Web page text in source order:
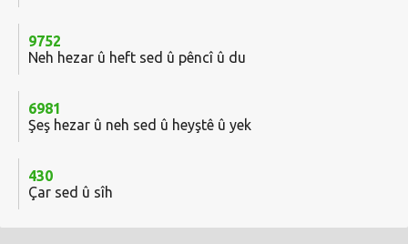
9752
Neh hezar û heft sed û pêncî û du
6981
Şeş hezar û neh sed û heyştê û yek
430
Çar sed û sîh